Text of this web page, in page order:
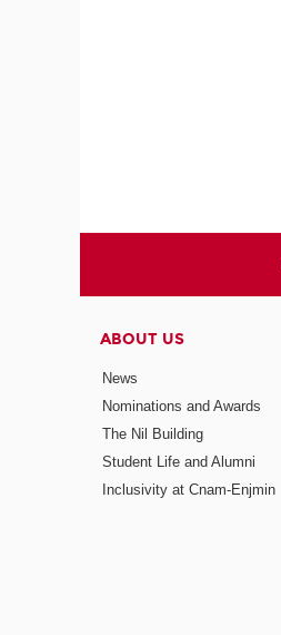
ABOUT US
News
Nominations and Awards
The Nil Building
Student Life and Alumni
Inclusivity at Cnam-Enjmin